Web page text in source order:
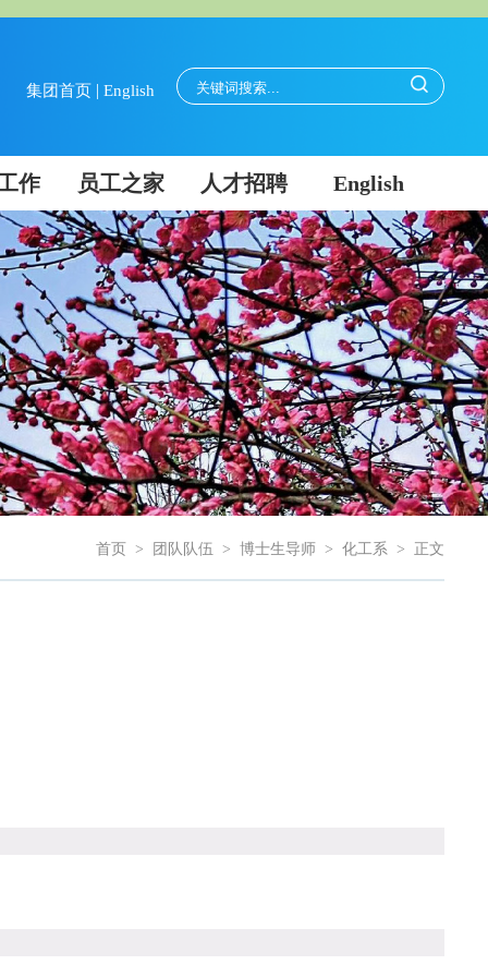
集团首页| English
作 员工之家 人才招聘 English
首页 > 团队队伍 > 博士生导师 > 化工系 > 正文